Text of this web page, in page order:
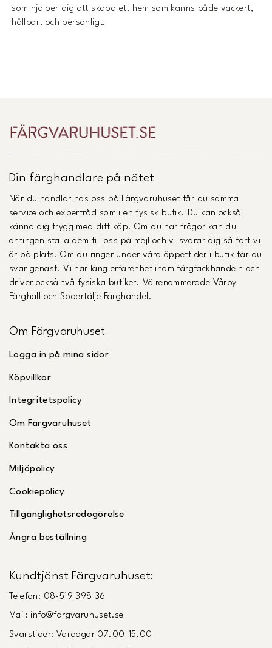
som hjälper dig att skapa ett hem som känns både vackert,
hållbart och personligt.
Din färghandlare på nätet
När du handlar hos oss på Färgvaruhuset får du samma
service och expertråd som i en fysisk butik. Du kan också
känna dig trygg med ditt köp. Om du har frågor kan du
antingen ställa dem till oss på mejl och vi svarar dig så fort vi
är på plats. Om du ringer under våra öppettider i butik får du
svar genast. Vi har lång erfarenhet inom färgfackhandeln och
driver också två fysiska butiker. Välrenommerade Vårby
Färghall och Södertälje Färghandel.
Om Färgvaruhuset
Logga in på mina sidor
Köpvillkor
Integritetspolicy
Om Färgvaruhuset
Kontakta oss
Miljöpolicy
Cookiepolicy
Tillgänglighetsredogörelse
Ångra beställning
Kundtjänst Färgvaruhuset:
Telefon: 08-519 398 36
Mail: info@fargvaruhuset.se
Svarstider: Vardagar 07.00-15.00